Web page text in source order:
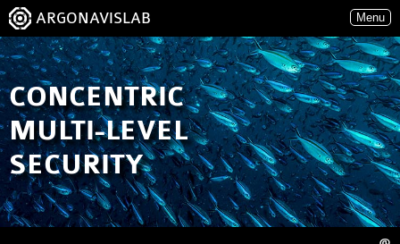
ARGONAVISLAB Menu
CONCENTRIC
MULTI-LEVEL
SECURITY